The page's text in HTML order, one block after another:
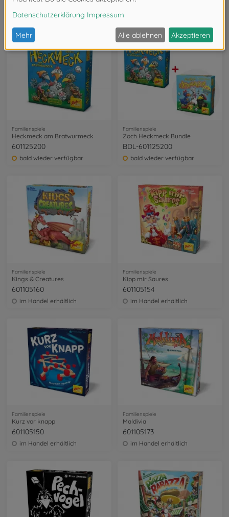
BDL-601105152
44,99 € 56,98 €
601129800
Familienspiele
Heckmeck am Bratwurmeck
601125200
bald wieder verfügbar
Familienspiele
Zoch Heckmeck Bundle
BDL-601125200
bald wieder verfügbar
Familienspiele
Kings & Creatures
601105160
im Handel erhältlich
Familienspiele
Kipp mir Saures
601105154
im Handel erhältlich
Familienspiele
Kurz vor knapp
601105150
im Handel erhältlich
Familienspiele
Maldivia
601105173
im Handel erhältlich